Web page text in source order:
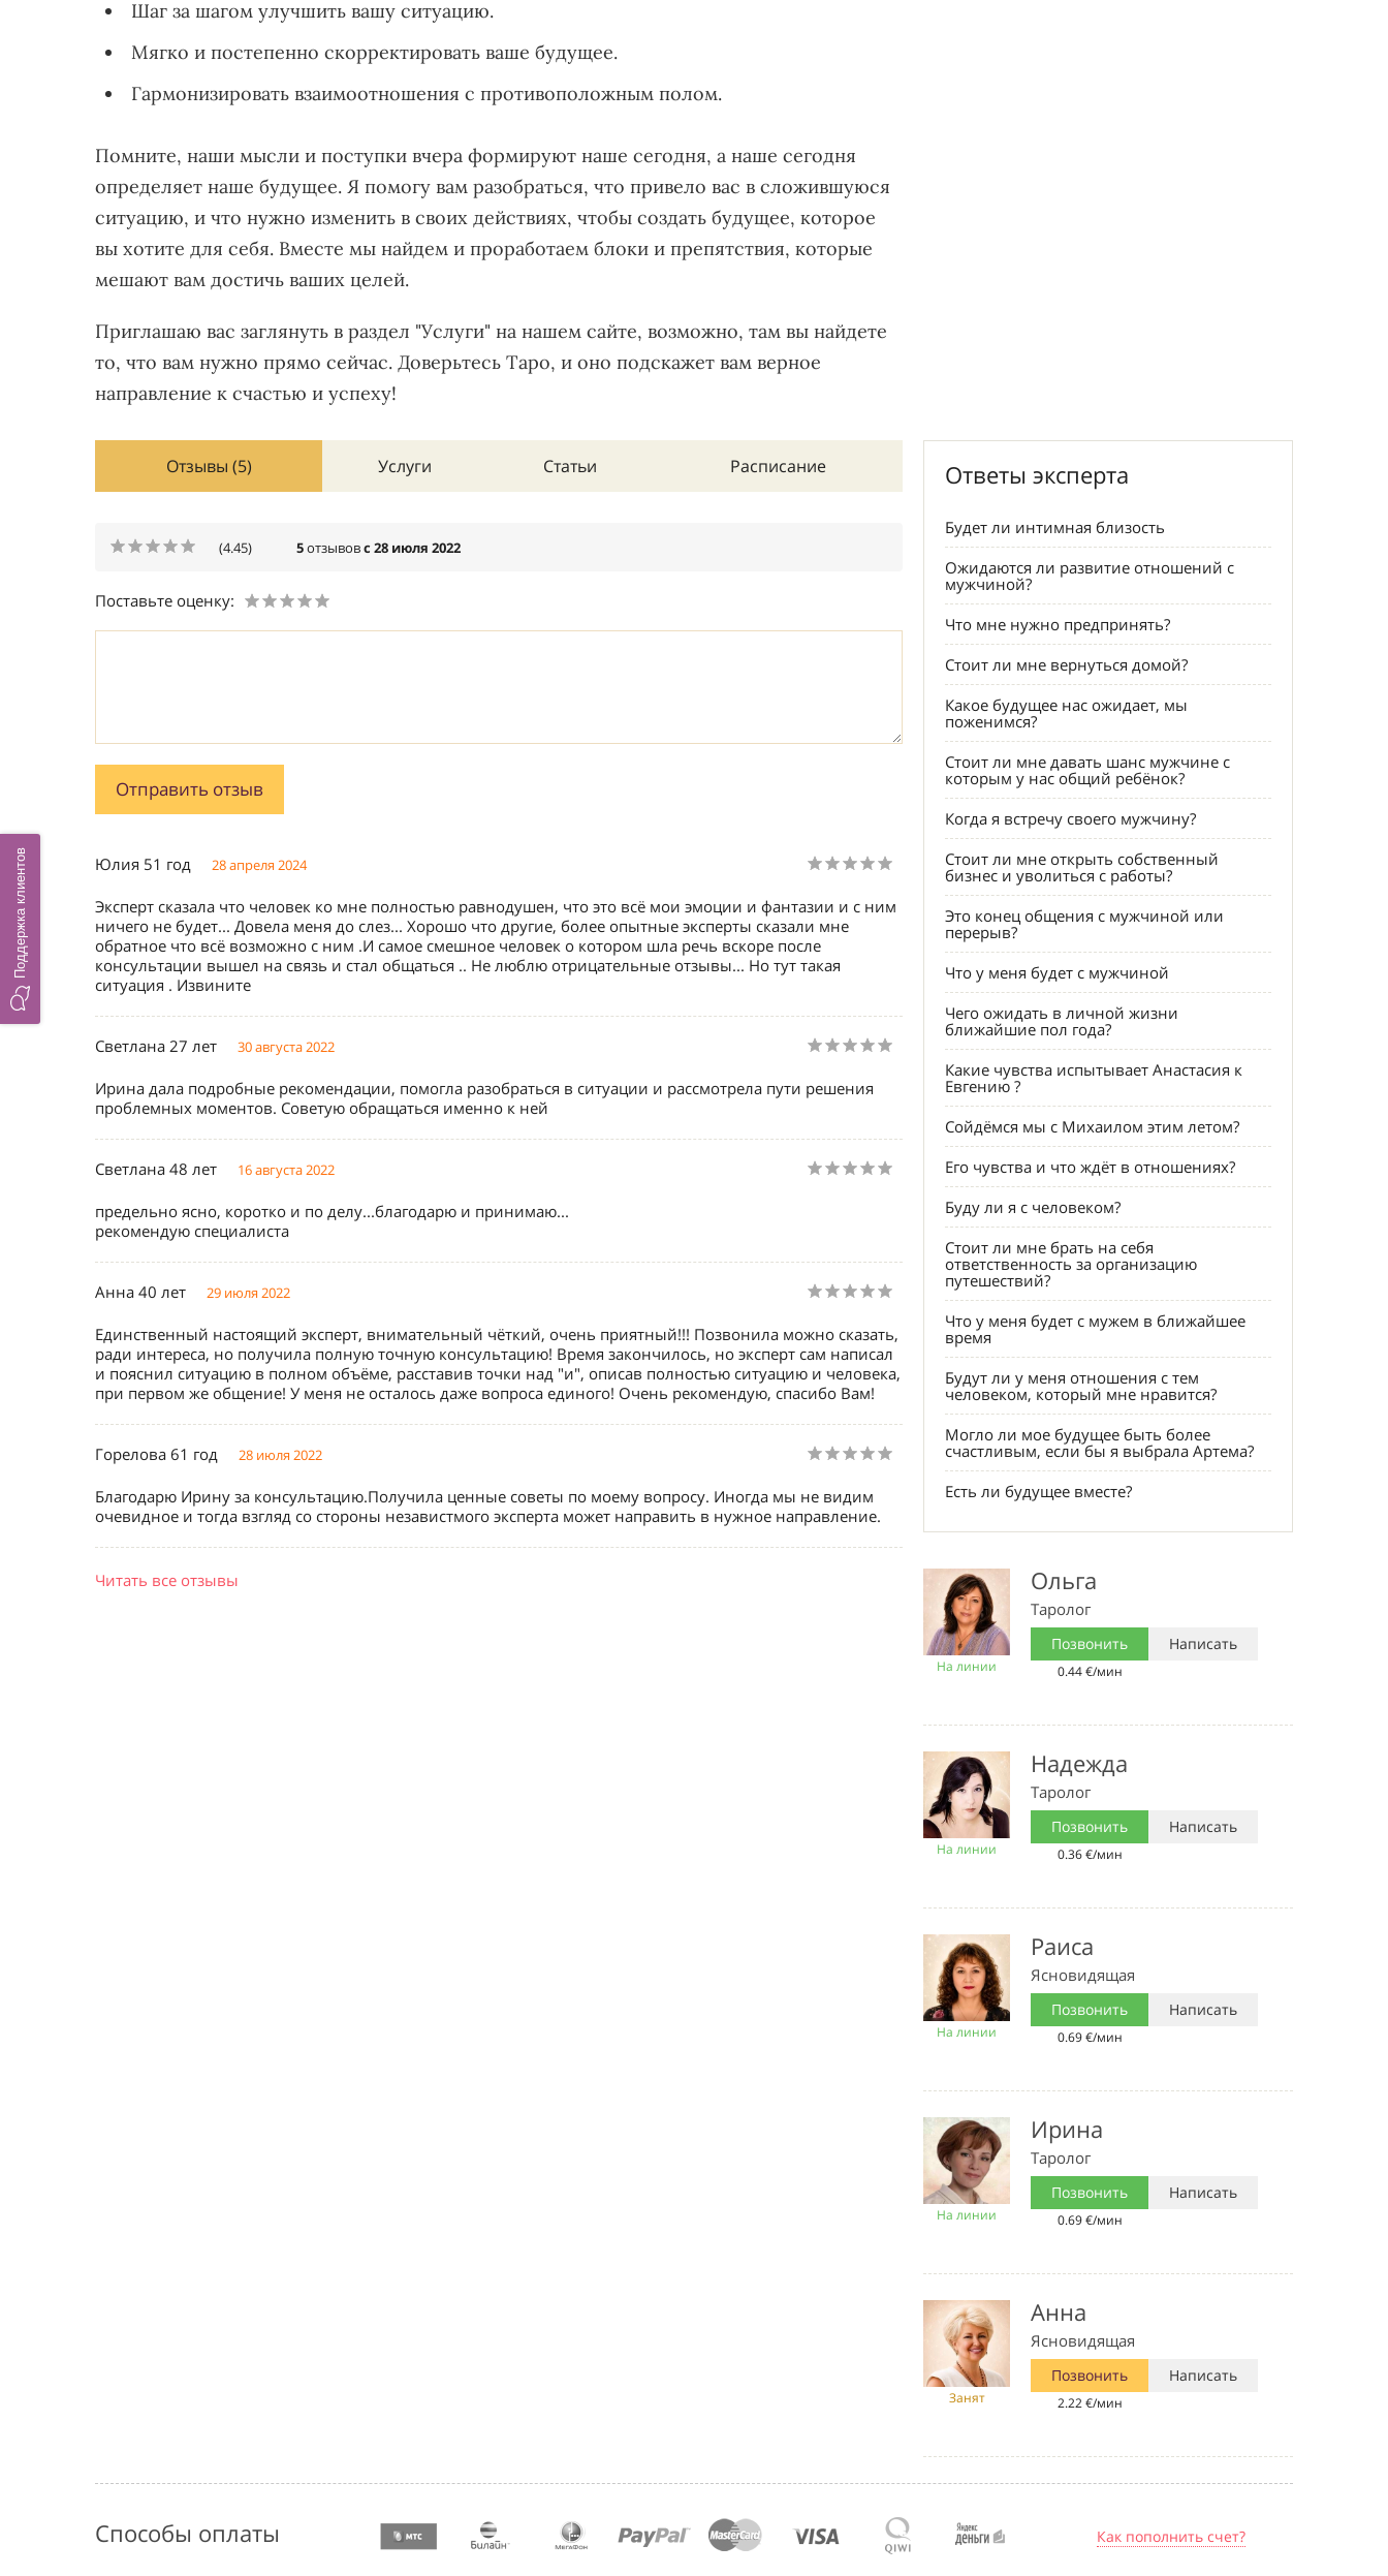
Шаг за шагом улучшить вашу ситуацию.
Мягко и постепенно скорректировать ваше будущее.
Гармонизировать взаимоотношения с противоположным полом.
Помните, наши мысли и поступки вчера формируют наше сегодня, а наше сегодня
определяет наше будущее. Я помогу вам разобраться, что привело вас в сложившуюся
ситуацию, и что нужно изменить в своих действиях, чтобы создать будущее, которое
вы хотите для себя. Вместе мы найдем и проработаем блоки и препятствия, которые
мешают вам достичь ваших целей.
Приглашаю вас заглянуть в раздел "Услуги" на нашем сайте, возможно, там вы найдете
то, что вам нужно прямо сейчас. Доверьтесь Таро, и оно подскажет вам верное
направление к счастью и успеху!
Отзывы (5) Услуги Статьи Расписание
(4.45) 5отзывовс 28 июля 2022
Поставьте оценку:
Юлия 51 год 28 апреля 2024
Эксперт сказала что человек ко мне полностью равнодушен, что это всё мои эмоции и фантазии и с ним
ничего не будет... Довела меня до слез... Хорошо что другие, более опытные эксперты сказали мне
обратное что всё возможно с ним .И самое смешное человек о котором шла речь вскоре после
консультации вышел на связь и стал общаться .. Не люблю отрицательные отзывы... Но тут такая
ситуация . Извините
Светлана 27 лет 30 августа 2022
Ирина дала подробные рекомендации, помогла разобраться в ситуации и рассмотрела пути решения
проблемных моментов. Советую обращаться именно к ней
Светлана 48 лет 16 августа 2022
предельно ясно, коротко и по делу...благодарю и принимаю...
рекомендую специалиста
Анна 40 лет 29 июля 2022
Единственный настоящий эксперт, внимательный чёткий, очень приятный!!! Позвонила можно сказать,
ради интереса, но получила полную точную консультацию! Время закончилось, но эксперт сам написал
и пояснил ситуацию в полном объёме, расставив точки над "и", описав полностью ситуацию и человека,
при первом же общение! У меня не осталось даже вопроса единого! Очень рекомендую, спасибо Вам!
Горелова 61 год 28 июля 2022
Благодарю Ирину за консультацию.Получила ценные советы по моему вопросу. Иногда мы не видим
очевидное и тогда взгляд со стороны независтмого эксперта может направить в нужное направление.
Читать все отзывы
Ответы эксперта
Будет ли интимная близость
Ожидаются ли развитие отношений c
мужчиной?
Что мне нужно предпринять?
Стоит ли мне вернуться домой?
Какое будущее нас ожидает, мы
поженимся?
Стоит ли мне давать шанс мужчине с
которым у нас общий ребёнок?
Когда я встречу своего мужчину?
Стоит ли мне открыть собственный
бизнес и уволиться с работы?
Это конец общения с мужчиной или
перерыв?
Что у меня будет с мужчиной
Чего ожидать в личной жизни
ближайшие пол года?
Какие чувства испытывает Анастасия к
Евгению ?
Сойдёмся мы с Михаилом этим летом?
Его чувства и что ждёт в отношениях?
Буду ли я с человеком?
Стоит ли мне брать на себя
ответственность за организацию
путешествий?
Что у меня будет с мужем в ближайшее
время
Будут ли у меня отношения с тем
человеком, который мне нравится?
Могло ли мое будущее быть более
счастливым, если бы я выбрала Артема?
Есть ли будущее вместе?
На линии
Ольга
Таролог
Позвонить
0.44 €/мин
Написать
На линии
Надежда
Таролог
Позвонить
0.36 €/мин
Написать
На линии
Раиса
Ясновидящая
Позвонить
0.69 €/мин
Написать
На линии
Ирина
Таролог
Позвонить
0.69 €/мин
Написать
Занят
Анна
Ясновидящая
Позвонить
2.22 €/мин
Написать
Способы оплаты Как пополнить счет?
Поддержка клиентов